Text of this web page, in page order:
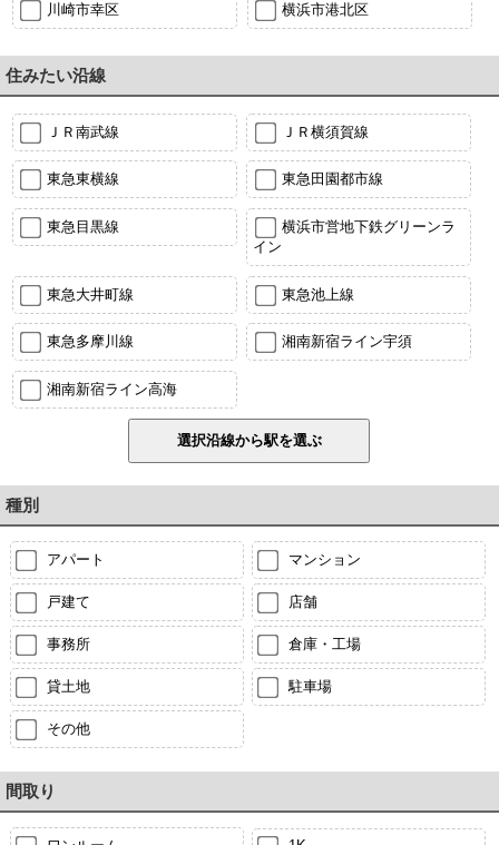
川崎市幸区 横浜市港北区
住みたい沿線
ＪＲ南武線 ＪＲ横須賀線
東急東横線 東急田園都市線
東急目黒線
横浜市営地下鉄グリーンラ
イン
東急大井町線 東急池上線
東急多摩川線 湘南新宿ライン宇須
湘南新宿ライン高海
種別
アパート マンション
戸建て 店舗
事務所 倉庫・工場
貸土地 駐車場
その他
間取り